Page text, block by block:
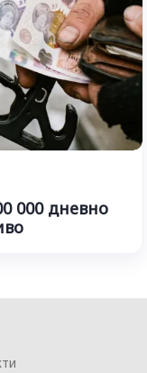
000 дневно